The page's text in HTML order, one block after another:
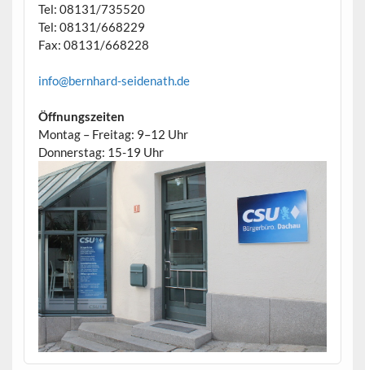
Tel: 08131/735520
Tel: 08131/668229
Fax: 08131/668228
info@bernhard-seidenath.de
Öffnungszeiten
Montag – Freitag: 9–12 Uhr
Donnerstag: 15-19 Uhr